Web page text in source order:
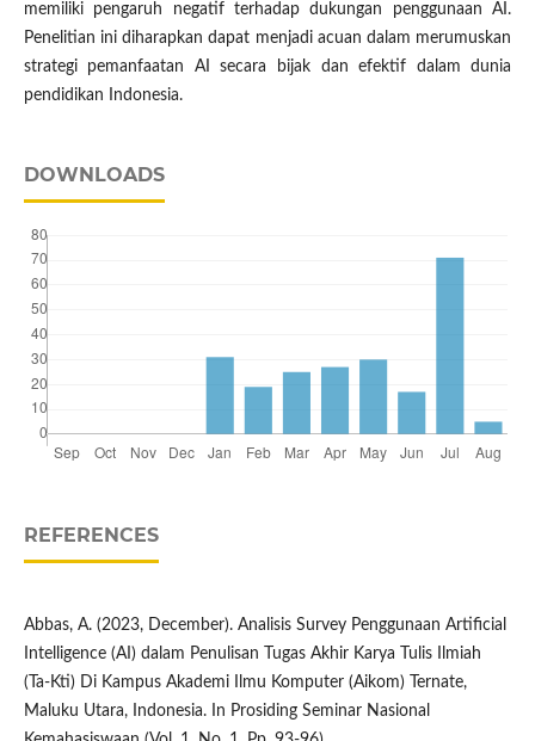
memiliki pengaruh negatif terhadap dukungan penggunaan AI.
Penelitian ini diharapkan dapat menjadi acuan dalam merumuskan
strategi pemanfaatan AI secara bijak dan efektif dalam dunia
pendidikan Indonesia.
DOWNLOADS
REFERENCES
Abbas, A. (2023, December). Analisis Survey Penggunaan Artificial
Intelligence (AI) dalam Penulisan Tugas Akhir Karya Tulis Ilmiah
(Ta-Kti) Di Kampus Akademi Ilmu Komputer (Aikom) Ternate,
Maluku Utara, Indonesia. In Prosiding Seminar Nasional